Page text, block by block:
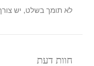
לא תומך בשלט, יש צורך
חוות דעת